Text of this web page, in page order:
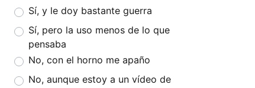
Sí, y le doy bastante guerra
Sí, pero la uso menos de lo que
pensaba
No, con el horno me apaño
No, aunque estoy a un vídeo de